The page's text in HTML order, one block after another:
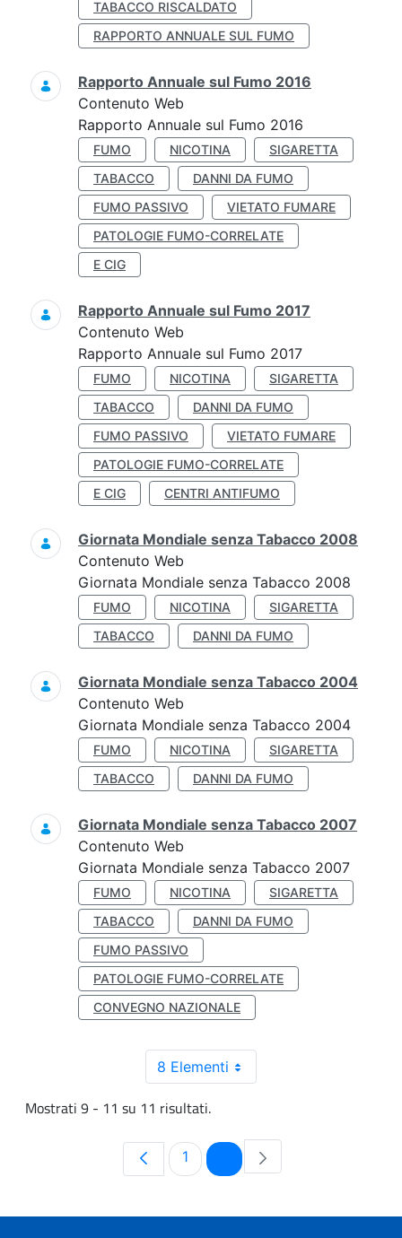
TABACCO RISCALDATO
RAPPORTO ANNUALE SUL FUMO
Rapporto Annuale sul Fumo 2016
Contenuto Web
Rapporto Annuale sul Fumo 2016
FUMO NICOTINA
SIGARETTA
TABACCO
DANNI DA FUMO
FUMO PASSIVO
VIETATO FUMARE
PATOLOGIE FUMO-CORRELATE
E CIG
Rapporto Annuale sul Fumo 2017
Contenuto Web
Rapporto Annuale sul Fumo 2017
FUMO NICOTINA
SIGARETTA
TABACCO
DANNI DA FUMO
FUMO PASSIVO
VIETATO FUMARE
PATOLOGIE FUMO-CORRELATE
E CIG
CENTRI ANTIFUMO
Giornata Mondiale senza Tabacco 2008
Contenuto Web
Giornata Mondiale senza Tabacco 2008
FUMO NICOTINA
SIGARETTA
TABACCO
DANNI DA FUMO
Giornata Mondiale senza Tabacco 2004
Contenuto Web
Giornata Mondiale senza Tabacco 2004
FUMO NICOTINA
SIGARETTA
TABACCO
DANNI DA FUMO
Giornata Mondiale senza Tabacco 2007
Contenuto Web
Giornata Mondiale senza Tabacco 2007
FUMO NICOTINA
SIGARETTA
TABACCO
DANNI DA FUMO
FUMO PASSIVO
PATOLOGIE FUMO-CORRELATE
CONVEGNO NAZIONALE
8 Elementi
Mostrati 9 - 11 su 11 risultati.
Pagina
1 Pagina